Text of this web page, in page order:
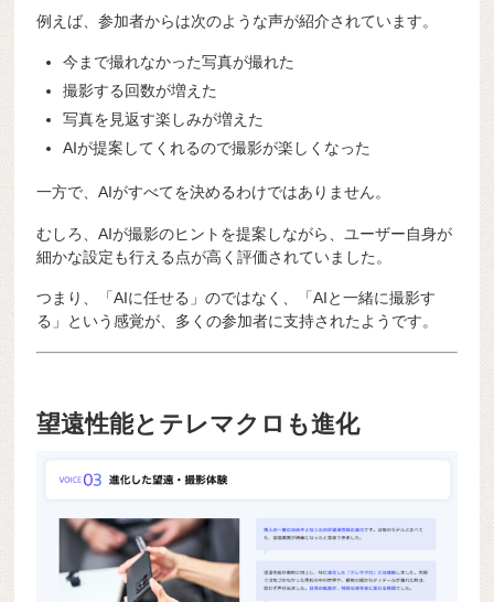
例えば、参加者からは次のような声が紹介されています。
今まで撮れなかった写真が撮れた
撮影する回数が増えた
写真を見返す楽しみが増えた
AIが提案してくれるので撮影が楽しくなった
一方で、AIがすべてを決めるわけではありません。
むしろ、AIが撮影のヒントを提案しながら、ユーザー自身が
細かな設定も行える点が高く評価されていました。
つまり、「AIに任せる」のではなく、「AIと一緒に撮影す
る」という感覚が、多くの参加者に支持されたようです。
望遠性能とテレマクロも進化